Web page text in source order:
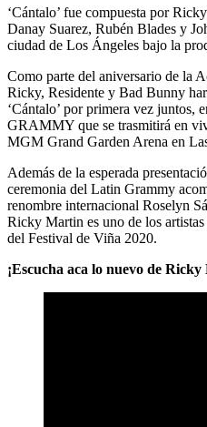
‘Cántalo’ fue compuesta por
Danay Suarez, Rubén Blades y
ciudad de Los Ángeles bajo la
Como parte del aniversario de la
Ricky, Residente y Bad Bunny
‘Cántalo’ por primera vez juntos,
GRAMMY que se trasmitirá en
MGM Grand Garden Arena en
Además de la esperada
ceremonia del Latin Grammy
renombre internacional Roselyn
Ricky Martin es uno de los
del Festival de Viña 2020.
¡Escucha aca lo nuevo de